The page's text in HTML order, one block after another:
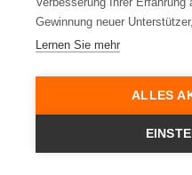
Pressemitteilung vom
Fußballprofi
Fußballnationalspieler Jonas
Gewinnung neuer
Lernen Sie mehr
ALLES